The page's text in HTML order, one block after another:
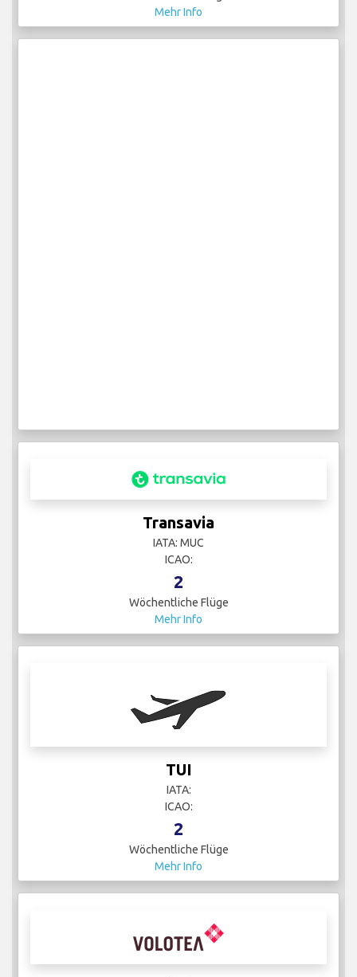
Mehr Info
Transavia
IATA: MUC
ICAO:
2
Wöchentliche Flüge
Mehr Info
TUI
IATA:
ICAO:
2
Wöchentliche Flüge
Mehr Info